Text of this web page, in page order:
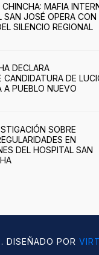
MAFIA
SAN JOSÉ OPERA CON
SILENCIO REGIONAL
DECLARA
CANDIDATURA DE
A PUEBLO NUEVO
SOBRE
EN
DEL HOSPITAL SAN
. DISEÑADO POR